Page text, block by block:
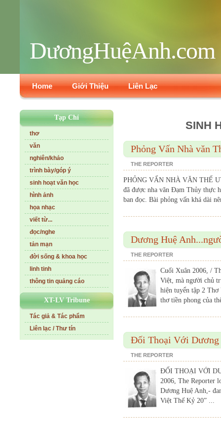
DươngHuệAnh.com
Home Giới Thiệu Liên Lạc
Tạp Chí
thơ
văn
nghiên/khảo
trình bày/góp ý
sinh hoạt văn học
hình ảnh
họa nhạc
viết từ...
đọc/nghe
tản mạn
đời sống & khoa học
linh tinh
thông tin quảng cáo
XT-LV Tribune
Tác giả & Tác phẩm
Liên lạc / Thư tín
SINH
Phỏng Vấn Nhà văn
THE REPORTER
PHỎNG VẤN NHÀ VĂN THẾ
đã được nha văn Đạm Thủy thực
ban đọc. Bài phỏng vấn khá dài
Dương Huệ
THE REPORTER
Cuối Xuân 2006, /
Việt, mà người chủ
hiện tuyển tập 2
thơ tiền phong của
Đối Thoại Với Dương
THE REPORTER
ĐỐI THOẠI VỚI
2006, The Reporter
Dương Huệ Anh,-
Việt Thế Kỷ 20” ...